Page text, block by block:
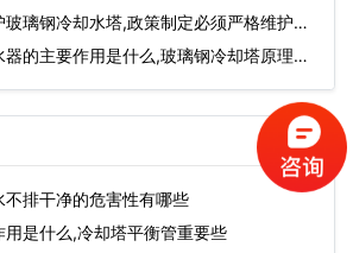
玻璃钢冷却水塔,政策制定必须严格维护…
器的主要作用是什么,玻璃钢冷却塔原理…
不排干净的危害性有哪些
是什么,冷却塔平衡管重要些